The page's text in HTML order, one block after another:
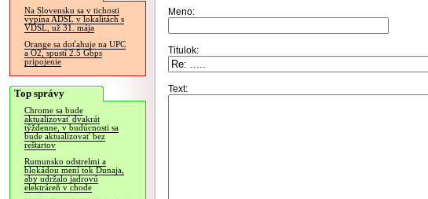
Na Slovensku sa v tichosti
vypína ADSL v lokalitách s
VDSL, už 31. mája
Orange sa doťahuje na UPC
a O2, spustí 2.5 Gbps
pripojenie
Top správy
Chrome sa bude
aktualizovať dvakrát
týždenne, v budúcnosti sa
bude aktualizovať bez
reštartov
Rumunsko odstrelmi a
blokádou mení tok Dunaja,
aby udržalo jadrovú
elektráreň v chode
Meno:
Titulok:
Text: